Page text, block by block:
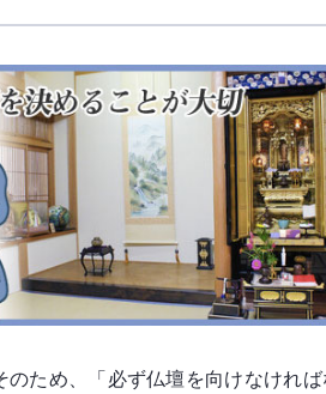
ため、「必ず仏壇を向けなけれ